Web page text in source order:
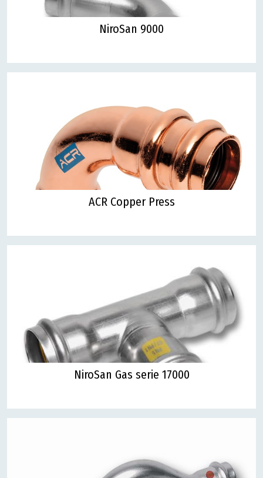
NiroSan 9000
ACR Copper Press
NiroSan Gas serie 17000